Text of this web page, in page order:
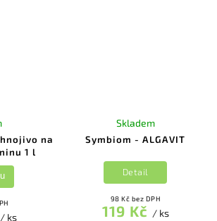
hnojivo na
1 l
/ ks
Symbiom - ALGAVIT
Skladem
98 Kč bez DPH
119 Kč / ks
Detail